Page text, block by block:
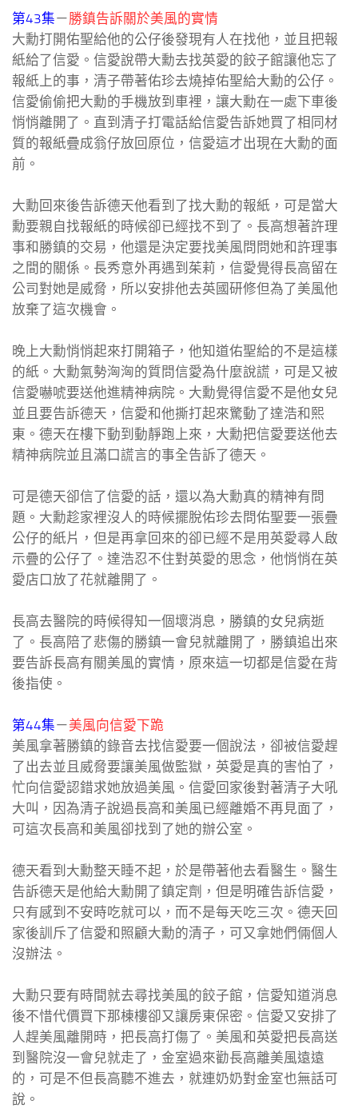
第43集－勝鎮告訴關於美風的實情
大勳打開佑聖給他的公仔後發現有人在找他，並且把報
紙給了信愛。信愛說帶大勳去找英愛的餃子館讓他忘了
報紙上的事，清子帶著佑珍去燒掉佑聖給大勳的公仔。
信愛偷偷把大勳的手機放到車裡，讓大勳在一處下車後
悄悄離開了。直到清子打電話給信愛告訴她買了相同材
質的報紙疊成翁仔放回原位，信愛這才出現在大勳的面
前。
大勳回來後告訴德天他看到了找大勳的報紙，可是當大
勳要親自找報紙的時候卻已經找不到了。長高想著許理
事和勝鎮的交易，他還是決定要找美風問問她和許理事
之間的關係。長秀意外再遇到茱莉，信愛覺得長高留在
公司對她是威脅，所以安排他去英國研修但為了美風他
放棄了這次機會。
晚上大勳悄悄起來打開箱子，他知道佑聖給的不是這樣
的紙。大勳氣勢洶洶的質問信愛為什麼說謊，可是又被
信愛嚇唬要送他進精神病院。大勳覺得信愛不是他女兒
並且要告訴德天，信愛和他撕打起來驚動了達浩和熙
東。德天在樓下動到動靜跑上來，大勳把信愛要送他去
精神病院並且滿口謊言的事全告訴了德天。
可是德天卻信了信愛的話，還以為大勳真的精神有問
題。大勳趁家裡沒人的時候擺脫佑珍去問佑聖要一張疊
公仔的紙片，但是再拿回來的卻已經不是用英愛尋人啟
示疊的公仔了。達浩忍不住對英愛的思念，他悄悄在英
愛店口放了花就離開了。
長高去醫院的時候得知一個壞消息，勝鎮的女兒病逝
了。長高陪了悲傷的勝鎮一會兒就離開了，勝鎮追出來
要告訴長高有關美風的實情，原來這一切都是信愛在背
後指使。
第44集－美風向信愛下跪
美風拿著勝鎮的錄音去找信愛要一個說法，卻被信愛趕
了出去並且威脅要讓美風做監獄，英愛是真的害怕了，
忙向信愛認錯求她放過美風。信愛回家後對著清子大吼
大叫，因為清子說過長高和美風已經離婚不再見面了，
可這次長高和美風卻找到了她的辦公室。
德天看到大勳整天睡不起，於是帶著他去看醫生。醫生
告訴德天是他給大勳開了鎮定劑，但是明確告訴信愛，
只有感到不安時吃就可以，而不是每天吃三次。德天回
家後訓斥了信愛和照顧大勳的清子，可又拿她們倆個人
沒辦法。
大勳只要有時間就去尋找美風的餃子館，信愛知道消息
後不惜代價買下那棟樓卻又讓房東保密。信愛又安排了
人趕美風離開時，把長高打傷了。美風和英愛把長高送
到醫院沒一會兒就走了，金室過來勸長高離美風遠遠
的，可是不但長高聽不進去，就連奶奶對金室也無話可
說。